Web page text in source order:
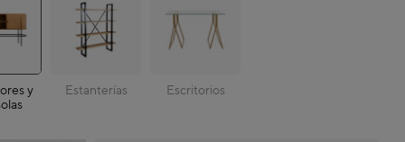
y
Estanterías Escritorios